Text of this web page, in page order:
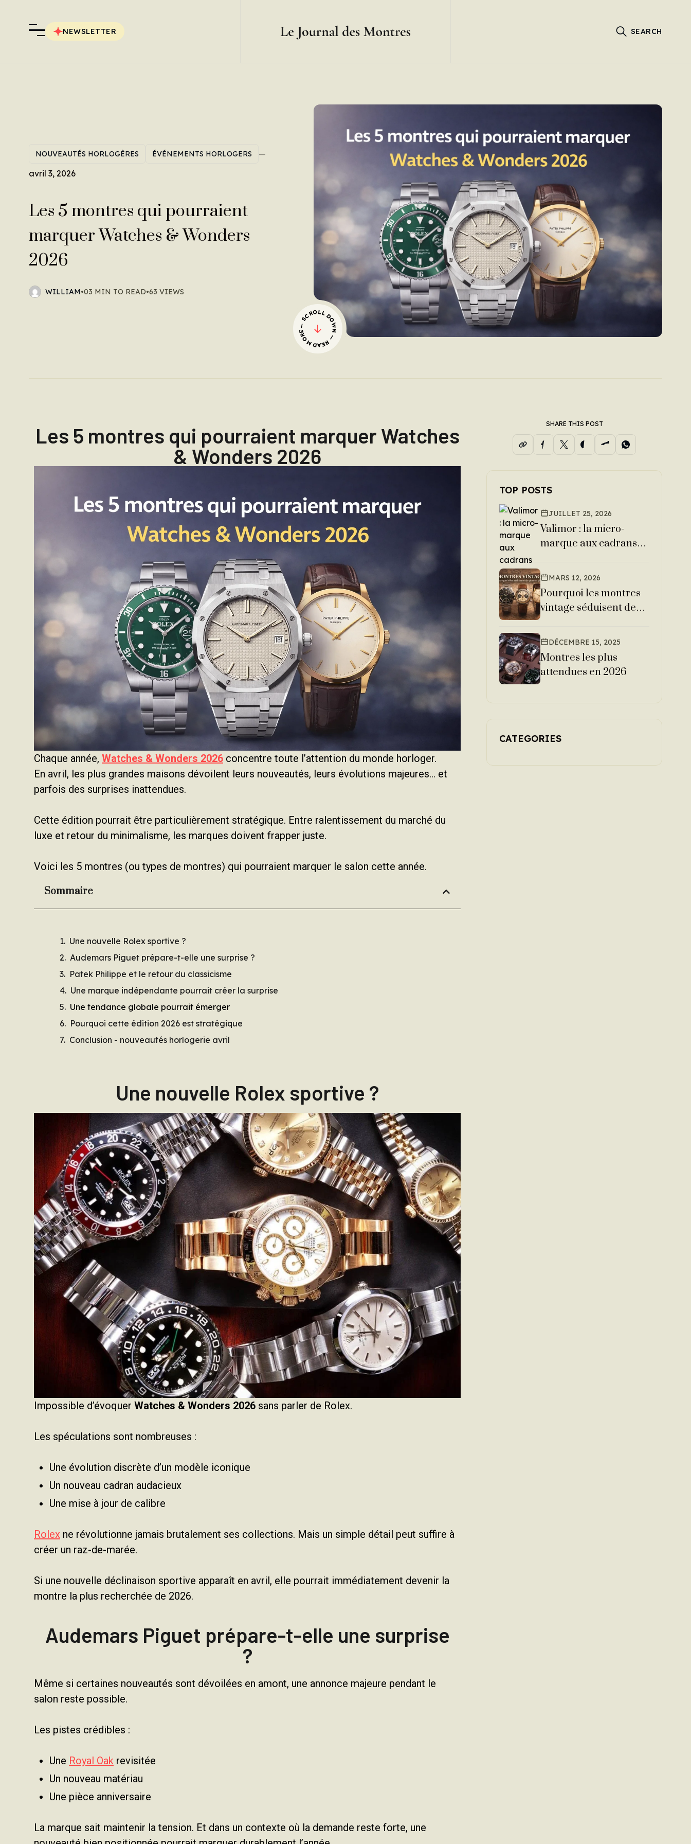
NEWSLETTER SEARCH
NOUVEAUTÉS HORLOGÈRES ÉVÉNEMENTS HORLOGERS
—
avril 3, 2026
Les 5 montres qui pourraient
marquer Watches & Wonders
2026
WILLIAM•03 MIN TO READ•63 VIEWS
— SCROLL DOWN — READ MORE
Les 5 montres qui pourraient marquer Watches
& Wonders 2026
Chaque année, Watches & Wonders 2026 concentre toute l’attention du monde horloger.
En avril, les plus grandes maisons dévoilent leurs nouveautés, leurs évolutions majeures… et
parfois des surprises inattendues.
Cette édition pourrait être particulièrement stratégique. Entre ralentissement du marché du
luxe et retour du minimalisme, les marques doivent frapper juste.
Voici les 5 montres (ou types de montres) qui pourraient marquer le salon cette année.
Sommaire
Une nouvelle Rolex sportive ?
Audemars Piguet prépare-t-elle une surprise ?
Patek Philippe et le retour du classicisme
Une marque indépendante pourrait créer la surprise
Une tendance globale pourrait émerger
Pourquoi cette édition 2026 est stratégique
Conclusion - nouveautés horlogerie avril
Une nouvelle Rolex sportive ?
Impossible d’évoquer Watches & Wonders 2026 sans parler de Rolex.
Les spéculations sont nombreuses :
Une évolution discrète d’un modèle iconique
Un nouveau cadran audacieux
Une mise à jour de calibre
Rolex ne révolutionne jamais brutalement ses collections. Mais un simple détail peut suffire à
créer un raz-de-marée.
Si une nouvelle déclinaison sportive apparaît en avril, elle pourrait immédiatement devenir la
montre la plus recherchée de 2026.
Audemars Piguet prépare-t-elle une surprise
?
Même si certaines nouveautés sont dévoilées en amont, une annonce majeure pendant le
salon reste possible.
Les pistes crédibles :
Une Royal Oak revisitée
Un nouveau matériau
Une pièce anniversaire
La marque sait maintenir la tension. Et dans un contexte où la demande reste forte, une
SHARE THIS POST
TOP POSTS
JUILLET 25, 2026
Valimor : la micro-
marque aux cadrans
MARS 12, 2026
Pourquoi les montres
vintage séduisent de
passionnés
DÉCEMBRE 15, 2025
Montres les plus
attendues en 2026
CATEGORIES